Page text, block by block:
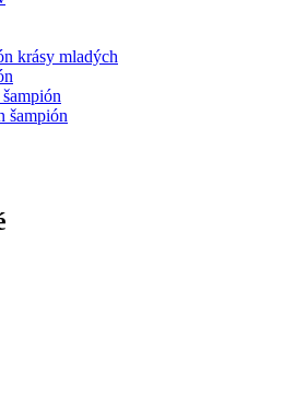
krásy mladých
šampión